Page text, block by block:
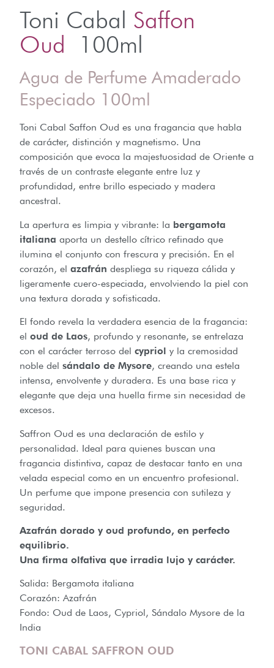
Toni Cabal Saffon
Oud 100ml
Agua de Perfume Amaderado
Especiado 100ml
Toni Cabal Saffon Oud es una fragancia que habla
de carácter, distinción y magnetismo. Una
composición que evoca la majestuosidad de Oriente a
través de un contraste elegante entre luz y
profundidad, entre brillo especiado y madera
ancestral.
La apertura es limpia y vibrante: la bergamota
italiana aporta un destello cítrico refinado que
ilumina el conjunto con frescura y precisión. En el
corazón, el azafrán despliega su riqueza cálida y
ligeramente cuero-especiada, envolviendo la piel con
una textura dorada y sofisticada.
El fondo revela la verdadera esencia de la fragancia:
el oud de Laos, profundo y resonante, se entrelaza
con el carácter terroso del cypriol y la cremosidad
noble del sándalo de Mysore, creando una estela
intensa, envolvente y duradera. Es una base rica y
elegante que deja una huella firme sin necesidad de
excesos.
Saffron Oud es una declaración de estilo y
personalidad. Ideal para quienes buscan una
fragancia distintiva, capaz de destacar tanto en una
velada especial como en un encuentro profesional.
Un perfume que impone presencia con sutileza y
seguridad.
Azafrán dorado y oud profundo, en perfecto
equilibrio.
Una firma olfativa que irradia lujo y carácter.
Salida: Bergamota italiana
Corazón: Azafrán
Fondo: Oud de Laos, Cypriol, Sándalo Mysore de la
India
TONI CABAL SAFFRON OUD